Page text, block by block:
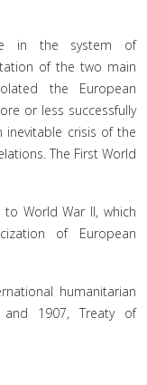
in the system of
of the two main
the European
or less successfully
inevitable crisis of the
The First World
World War II, which
of European
humanitarian
1907, Treaty of